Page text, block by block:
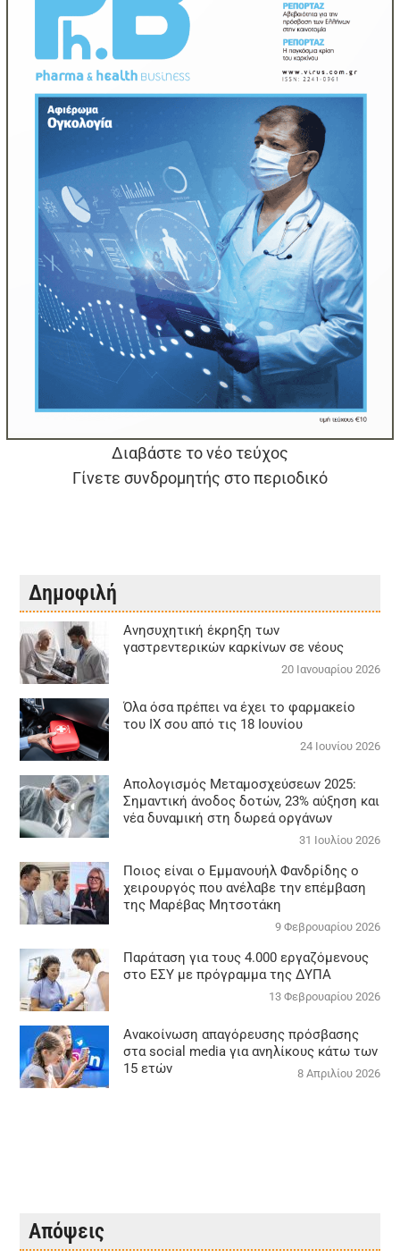
Διαβάστε το νέο τεύχος
Γίνετε συνδρομητής στο περιοδικό
Δημοφιλή
Aνησυχητική έκρηξη των
γαστρεντερικών καρκίνων σε νέους
20 Ιανουαρίου 2026
Όλα όσα πρέπει να έχει το φαρμακείο
του ΙΧ σου από τις 18 Ιουνίου
24 Ιουνίου 2026
Απολογισμός Μεταμοσχεύσεων 2025:
Σημαντική άνοδος δοτών, 23% αύξηση και
νέα δυναμική στη δωρεά οργάνων
31 Ιουλίου 2026
Ποιος είναι ο Εμμανουήλ Φανδρίδης ο
χειρουργός που ανέλαβε την επέμβαση
της Μαρέβας Μητσοτάκη
9 Φεβρουαρίου 2026
Παράταση για τους 4.000 εργαζόμενους
στο ΕΣΥ με πρόγραμμα της ΔΥΠΑ
13 Φεβρουαρίου 2026
Ανακοίνωση απαγόρευσης πρόσβασης
στα social media για ανηλίκους κάτω των
15 ετών
8 Απριλίου 2026
Απόψεις